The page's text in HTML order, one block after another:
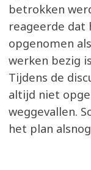
betrokken
reageerde dat
opgenomen
werken bezig
Tijdens de
altijd niet
weggevallen.
het plan